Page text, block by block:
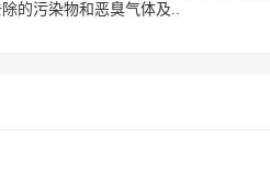
的污染物和恶臭气体及..